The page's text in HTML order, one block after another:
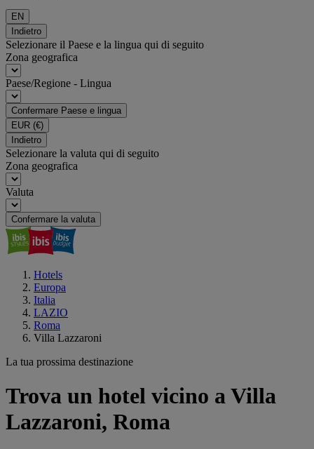
EN
Indietro
Selezionare il Paese e la lingua qui di seguito
Zona geografica
Paese/Regione - Lingua
Confermare Paese e lingua
EUR (€)
Indietro
Selezionare la valuta qui di seguito
Zona geografica
Valuta
Confermare la valuta
Hotels
Europa
Italia
LAZIO
Roma
Villa Lazzaroni
La tua prossima destinazione
Trova un hotel vicino a Villa
Lazzaroni, Roma